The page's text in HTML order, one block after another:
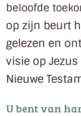
beloofde
op zijn beurt
gelezen en
visie op
Nieuwe
U bent van